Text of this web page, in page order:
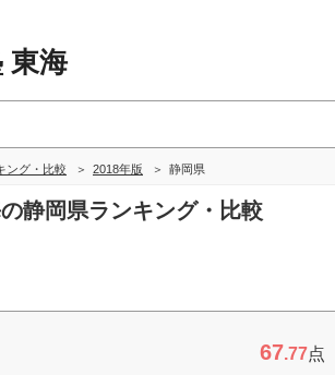
東海
ング・比較 2018年版 静岡県
静岡県ランキング・比較
67.77点